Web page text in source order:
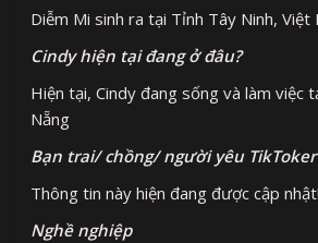
Diễm Mi sinh ra tại Tỉnh Tây Ninh, Việt
Cindy hiện tạiđang ở đâu?
Hiện tại, Cindy đang sống và làm việc
Nẵng
Bạn trai/ chồng/ người yêu TikToker
Thông tin này hiện đang được cập nhật!
Nghề nghiệp